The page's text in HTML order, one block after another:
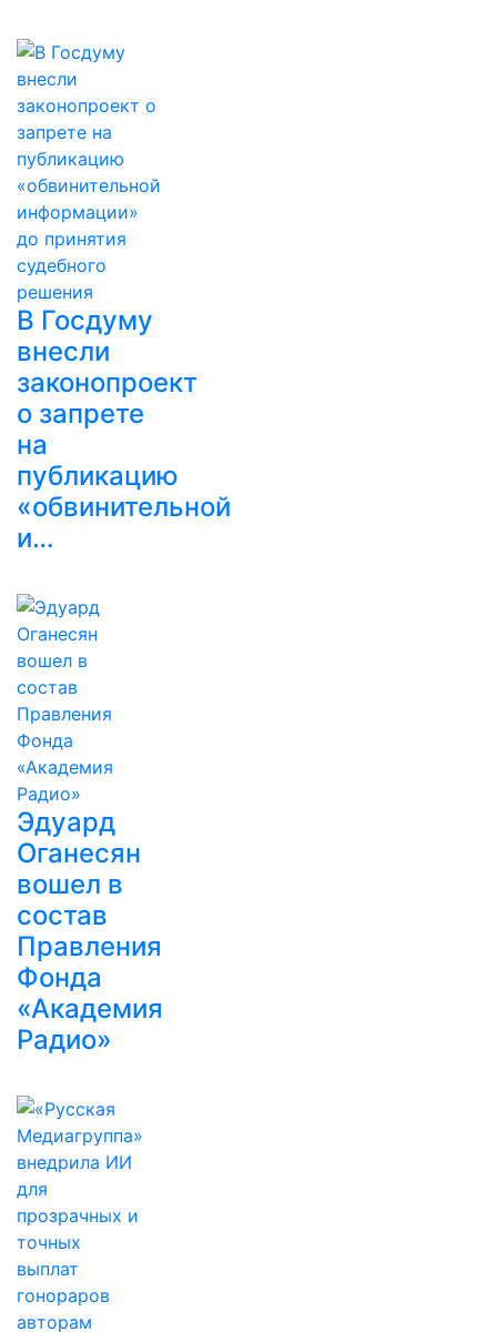
В Госдуму
внесли
законопроект
о запрете
на
публикацию
«обвинительной
и…
Эдуард
Оганесян
вошел в
состав
Правления
Фонда
«Академия
Радио»